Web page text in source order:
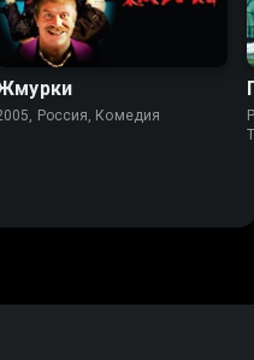
Россия, Комедия